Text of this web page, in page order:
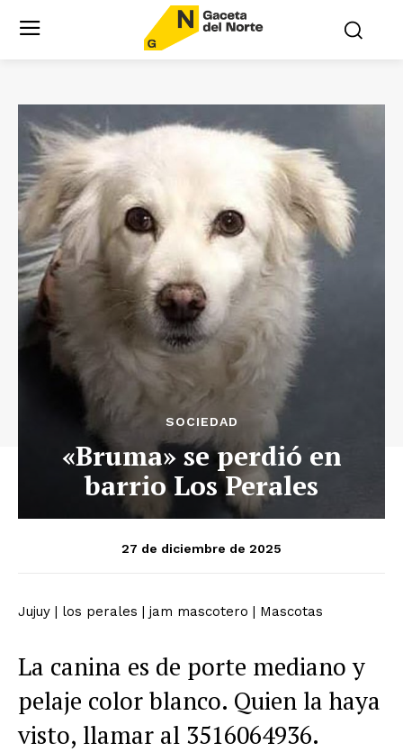
SOCIEDAD
«Bruma» se perdió en
barrio Los Perales
27 de diciembre de 2025
Jujuy | los perales | jam mascotero | Mascotas
La canina es de porte mediano y
pelaje color blanco. Quien la haya
visto, llamar al 3516064936.